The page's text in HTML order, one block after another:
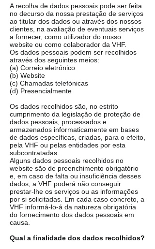
A recolha de dados pessoais pode ser feita
no decurso da nossa prestação de serviços
ao titular dos dados ou através dos nossos
clientes, na avaliação de eventuais serviços
a fornecer, como utilizador do nosso
website ou como colaborador da VHF.
Os dados pessoais podem ser recolhidos
através dos seguintes meios:
(a) Correio eletrónico
(b) Website
(c) Chamadas telefónicas
(d) Presencialmente
Os dados recolhidos são, no estrito
cumprimento da legislação de proteção de
dados pessoais, processados e
armazenados informaticamente em bases
de dados específicas, criadas, para o efeito,
pela VHF ou pelas entidades por esta
subcontratadas.
Alguns dados pessoais recolhidos no
website são de preenchimento obrigatório
e, em caso de falta ou insuficiência desses
dados, a VHF poderá não conseguir
prestar-lhe os serviços ou as informações
por si solicitadas. Em cada caso concreto, a
VHF informá-lo-á da natureza obrigatória
do fornecimento dos dados pessoais em
causa.
Qual a finalidade dos dados recolhidos?